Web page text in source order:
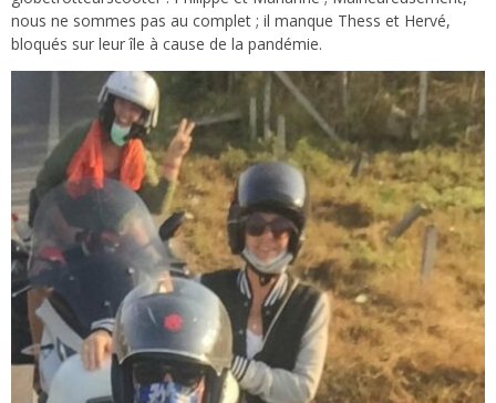
nous ne sommes pas au complet ; il manque Thess et Hervé,
bloqués sur leur île à cause de la pandémie.